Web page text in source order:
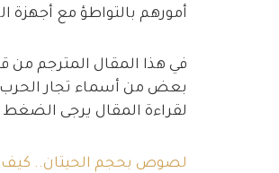
أمورهم بالتواطؤ مع أجهزة
بعض من أسماء تجار الحرب
لقراءة المقال يرجى الضغط
لصوص بحجم الحيتان.. كيف